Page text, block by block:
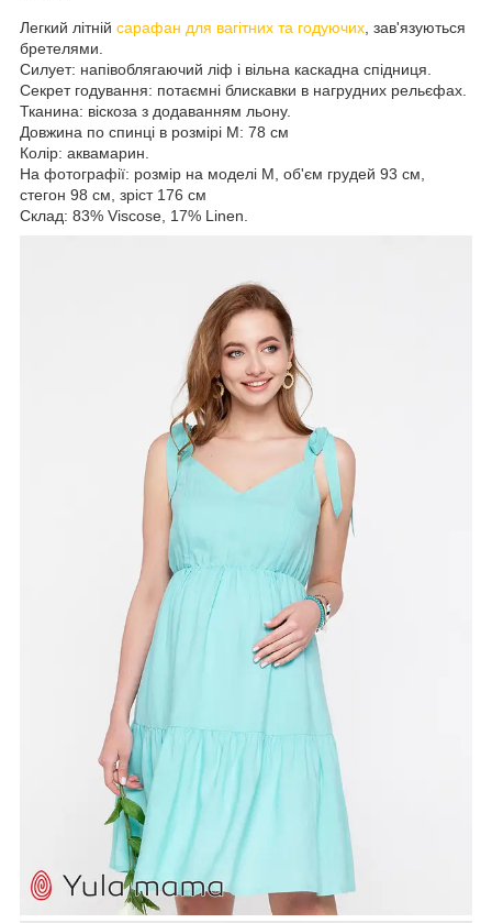
Легкий літній сарафан для вагітних та годуючих , зав'язуються
бретелями.
Силует: напівоблягаючий ліф і вільна каскадна спідниця.
Секрет годування: потаємні блискавки в нагрудних рельєфах.
Тканина: віскоза з додаванням льону.
Довжина по спинці в розмірі М: 78 см
Колір: аквамарин.
На фотографії: розмір на моделі М, об'єм грудей 93 см,
стегон 98 см, зріст 176 см
Склад: 83% Viscose, 17% Linen.